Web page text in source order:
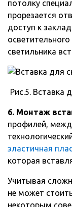
потолку
прорезается
доступ к
светильника
Рис.5. Вставка
6. Монтаж
профилей,
эластичная
которая
Учитывая
не может